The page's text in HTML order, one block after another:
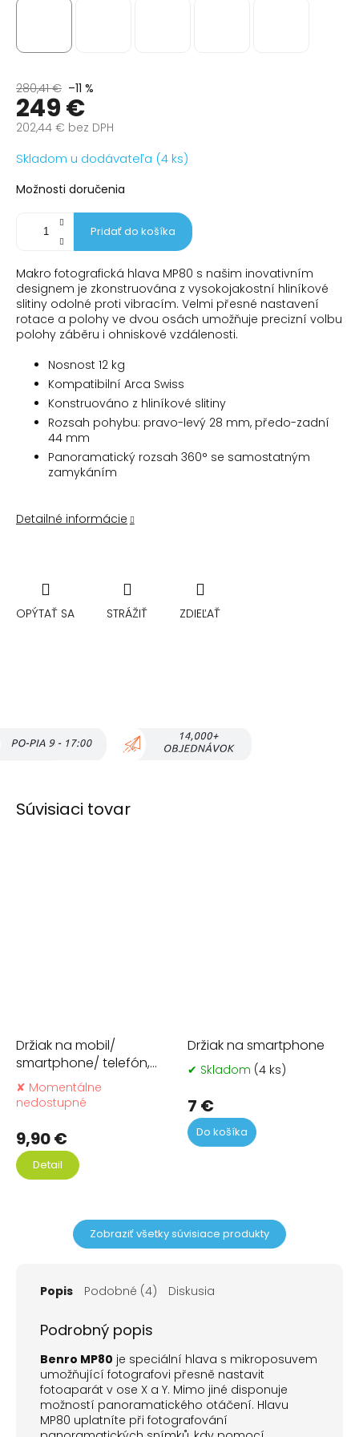
280,41 € –11 %
249 €
202,44 € bez DPH
cena:
Skladom u dodávateľa (4 ks)
Možnosti doručenia
Pridať do košíka
Makro fotografická hlava MP80 s našim inovativním
designem je zkonstruována z vysokojakostní hliníkové
slitiny odolné proti vibracím. Velmi přesné nastavení
rotace a polohy ve dvou osách umožňuje precizní volbu
polohy záběru i ohniskové vzdálenosti.
Nosnost 12 kg
Kompatibilní Arca Swiss
Konstruováno z hliníkové slitiny
Rozsah pohybu: pravo-levý 28 mm, předo-zadní
44 mm
Panoramatický rozsah 360° se samostatným
zamykáním
Detailné informácie
OPÝTAŤ SA STRÁŽIŤ ZDIEĽAŤ
Súvisiaci tovar
Držiak na mobil/
smartphone/ telefón,
55-75mm
Priemerné
hodnotenie
produktu
✘ Momentálne
nedostupné
9,90 €
Detail
Držiak na smartphone
✔ Skladom (4 ks)
7 €
Do košíka
Zobraziť všetky súvisiace produkty
Popis Podobné (4) Diskusia
Podrobný popis
Benro MP80 je speciální hlava s mikroposuvem
umožňující fotografovi přesně nastavit
fotoaparát v ose X a Y. Mimo jiné disponuje
možností panoramatického otáčení. Hlavu
MP80 uplatníte při fotografování